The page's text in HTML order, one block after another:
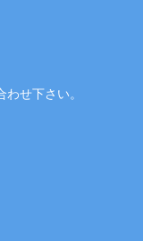
せ下さい。